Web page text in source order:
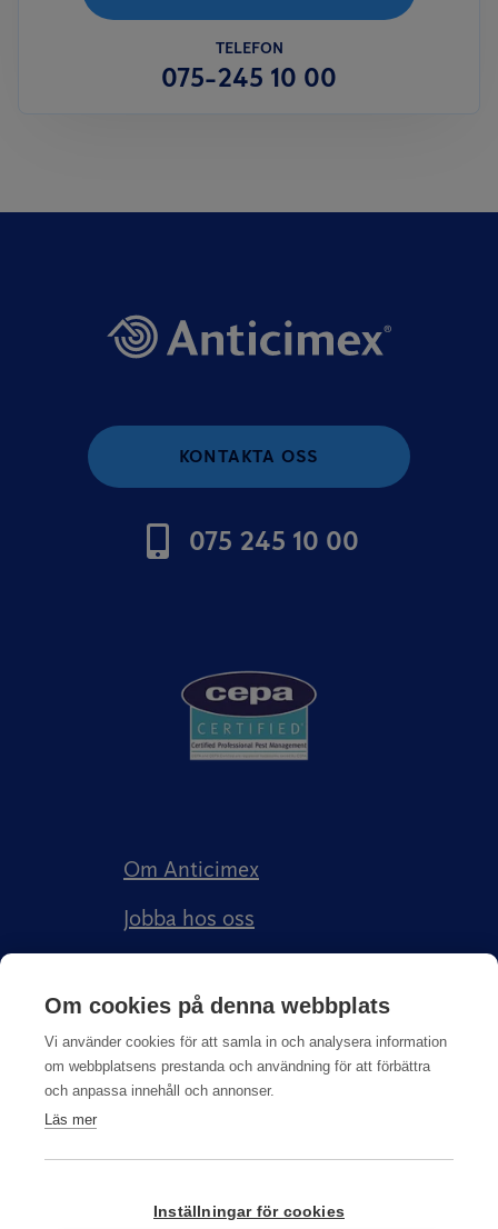
TELEFON
075-245 10 00
KONTAKTA OSS
075 245 10 00
Om Anticimex
Jobba hos oss
Anticimex Försäkringar AB
Integritetspolicy
Om cookies på denna webbplats
Vi använder cookies för att samla in och analysera information
om webbplatsens prestanda och användning för att förbättra
och anpassa innehåll och annonser.
Läs mer
Inställningar för cookies